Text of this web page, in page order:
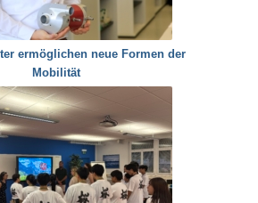
ermöglichen neue Formen der
Mobilität